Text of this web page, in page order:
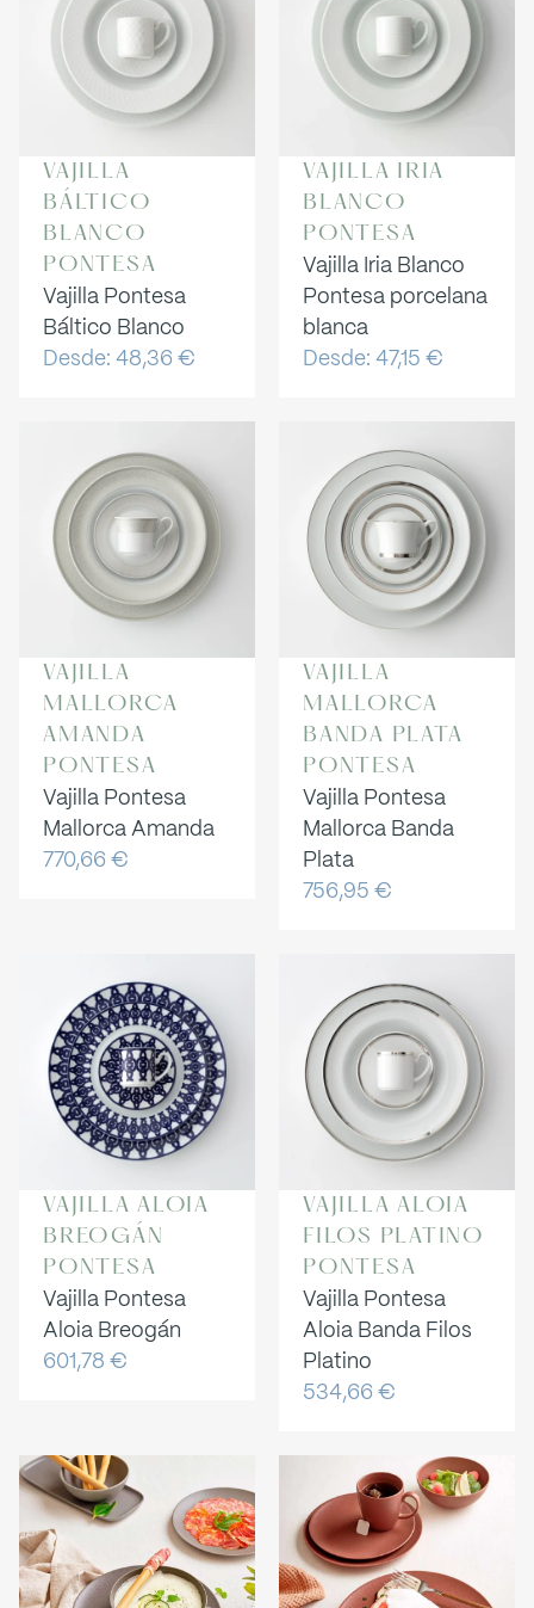
VAJILLA
BÁLTICO
BLANCO
PONTESA
Vajilla Pontesa
Báltico Blanco
Desde: 48,36 €
VAJILLA IRIA
BLANCO
PONTESA
Vajilla Iria Blanco
Pontesa porcelana
blanca
Desde: 47,15 €
VAJILLA
MALLORCA
AMANDA
PONTESA
Vajilla Pontesa
Mallorca Amanda
770,66 €
VAJILLA
MALLORCA
BANDA PLATA
PONTESA
Vajilla Pontesa
Mallorca Banda
Plata
756,95 €
VAJILLA ALOIA
BREOGÁN
PONTESA
Vajilla Pontesa
Aloia Breogán
601,78 €
VAJILLA ALOIA
FILOS PLATINO
PONTESA
Vajilla Pontesa
Aloia Banda Filos
Platino
534,66 €